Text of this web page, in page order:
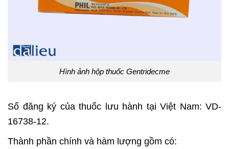
Hình ảnh hộp thuốc Gentridecme
Số đăng ký của thuốc lưu hành tại Việt Nam: VD-
16738-12.
Thành phần chính và hàm lượng gồm có: